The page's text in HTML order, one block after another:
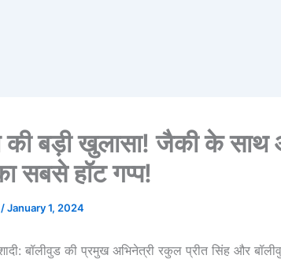
बड़ी खुलासा! जैकी के साथ
हॉट गप्प!
/January 1, 2024
बॉलीवुड की प्रमुख अभिनेत्री रकुल प्रीत सिंह और